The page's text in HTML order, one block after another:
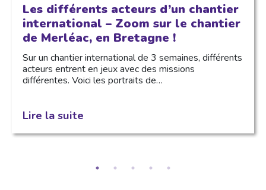
Les différents acteurs d’un chantier
international – Zoom sur le chantier
de Merléac, en Bretagne !
Sur un chantier international de 3 semaines, différents
acteurs entrent en jeux avec des missions
différentes. Voici les portraits de…
Lire la suite